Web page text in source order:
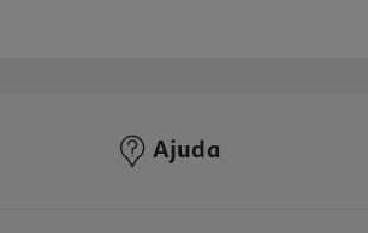
Ajuda